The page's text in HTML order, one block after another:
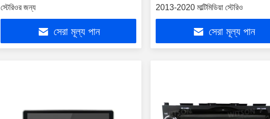
স্টেরিওর জন্য
সেরা মূল্য পান
2013-2020 মাল্টিমিডিয়া স্টেরিও
সেরা মূল্য পান